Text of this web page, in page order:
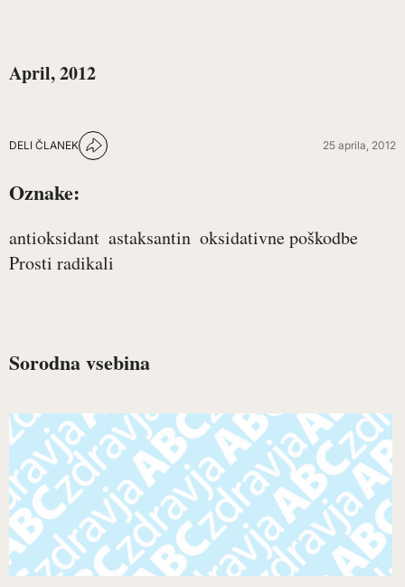
April, 2012
DELI ČLANEK 25 aprila, 2012
Oznake:
antioksidant astaksantin oksidativne poškodbe
Prosti radikali
Sorodna vsebina